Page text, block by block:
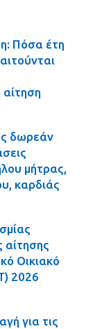
Πόσα έτη
αίτηση
δωρεάν
μήτρας,
καρδιάς
αίτησης
Οικιακό
2026
για τις